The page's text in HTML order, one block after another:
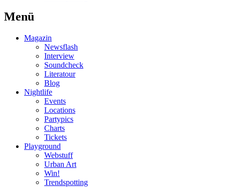
Menü
Magazin
Newsflash
Interview
Soundcheck
Literatour
Blog
Nightlife
Events
Locations
Partypics
Charts
Tickets
Playground
Webstuff
Urban Art
Win!
Trendspotting